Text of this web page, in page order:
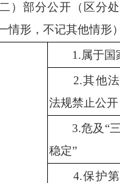
二）部分公开（区分
情形，不记其他情形
1.属于国
2.其他
法规禁止公开
3.危及“
稳定”
4.保护